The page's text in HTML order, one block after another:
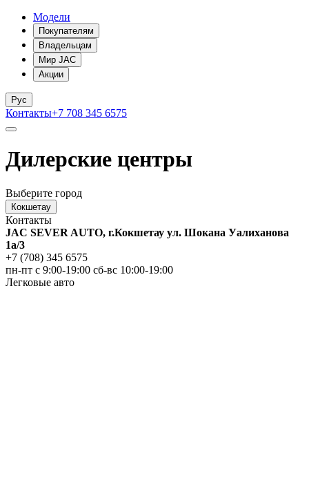
Модели
Покупателям
Владельцам
Мир JAC
Акции
Рус
Контакты+7 708 345 6575
Дилерские центры
Выберите город
Кокшетау
Контакты
JAC SEVER AUTO, г.Кокшетау ул. Шокана Уалиханова
1а/3
+7 (708) 345 6575
пн-пт с 9:00-19:00 сб-вс 10:00-19:00
Легковые авто